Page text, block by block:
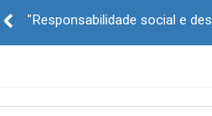
navigation